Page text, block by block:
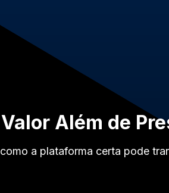
Além de
a plataforma certa pode